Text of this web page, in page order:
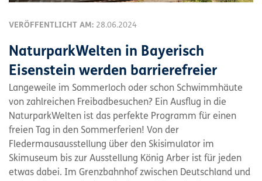
VERÖFFENTLICHT AM: 28.06.2024
NaturparkWelten in Bayerisch
Eisenstein werden barrierefreier
Langeweile im Sommerloch oder schon Schwimmhäute
von zahlreichen Freibadbesuchen? Ein Ausflug in die
NaturparkWelten ist das perfekte Programm für einen
freien Tag in den Sommerferien! Von der
Fledermausausstellung über den Skisimulator im
Skimuseum bis zur Ausstellung König Arber ist für jeden
etwas dabei. Im Grenzbahnhof zwischen Deutschland und